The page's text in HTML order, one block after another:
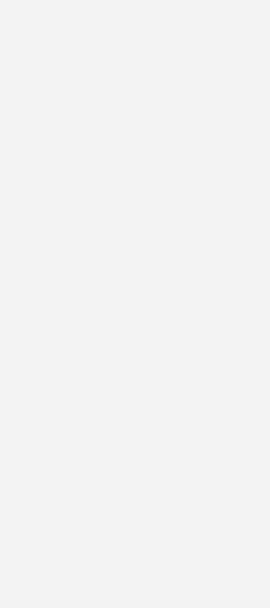
neue hybride
Die hybride Wechselrichterserie bietet
und zwölf Kilowatt für Heimspeicher und
ein- und dreiphasiger
im Produktportfolio. Das Gerät ist als